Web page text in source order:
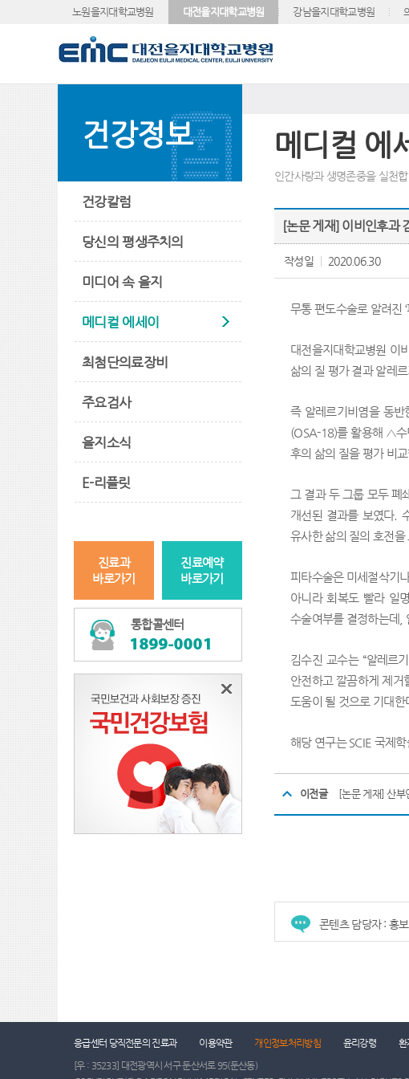
노원을지대학교병원 대전을지대학교병원 강남을지대학교병원
건강정보
건강칼럼
당신의 평생주치의
미디어 속 을지
메디컬 에세이
최첨단의료장비
주요검사
을지소식
E-리플릿
진료과
바로가기
진료예약
바로가기
통합콜센터
메디컬 에
인간사랑과 생명존중을 실천합
[논문 게재] 이비인후과
작성일 2020.06.30
무통 편도수술로 알려진
대전을지대학교병원 이
삶의 질 평가 결과 알레
즉 알레르기비염을 동
(OSA-18)를 활용해 △
후의 삶의 질을 평가 비교
그 결과 두 그룹 모두 폐
개선된 결과를 보였다.
유사한 삶의 질의 호전을
피타수술은 미세절삭기
아니라 회복도 빨라 일
수술여부를 결정하는데,
김수진 교수는 “알레르
안전하고 깔끔하게 제거
도움이 될 것으로 기대한
해당 연구는 SCIE 국제
이전글
콘텐츠 담당자 : 홍
응급센터 당직전문의 진료과 이용약관 개인정보처리방침 윤리강령 환
[우 : 35233] 대전광역시 서구 둔산서로 95(둔산동)